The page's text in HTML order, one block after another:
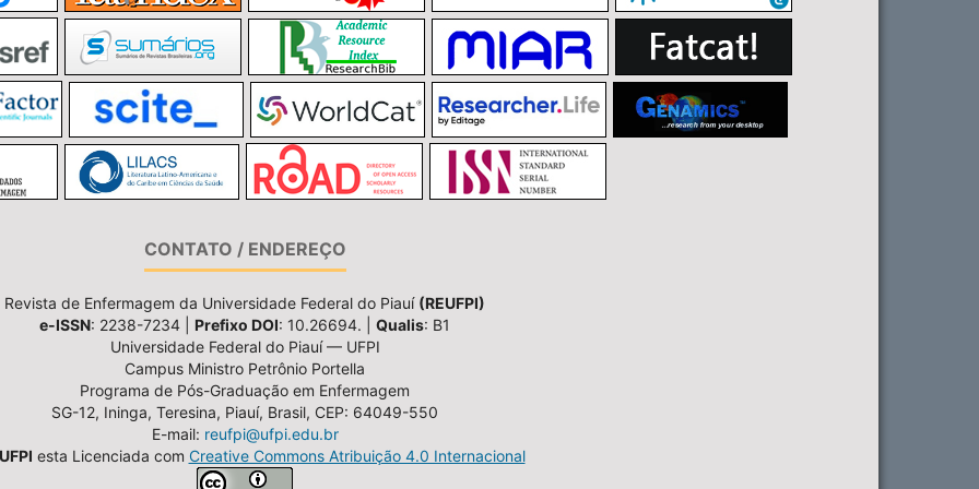
CONTATO / ENDEREÇO
Revista de Enfermagem da Universidade Federal do Piauí (REUFPI)
e-ISSN: 2238-7234 | Prefixo DOI: 10.26694. | Qualis: B1
Universidade Federal do Piauí — UFPI
Campus Ministro Petrônio Portella
Programa de Pós-Graduação em Enfermagem
SG-12, Ininga, Teresina, Piauí, Brasil, CEP: 64049-550
E-mail: reufpi@ufpi.edu.br
esta Licenciada com Creative Commons Atribuição 4.0 Internacional